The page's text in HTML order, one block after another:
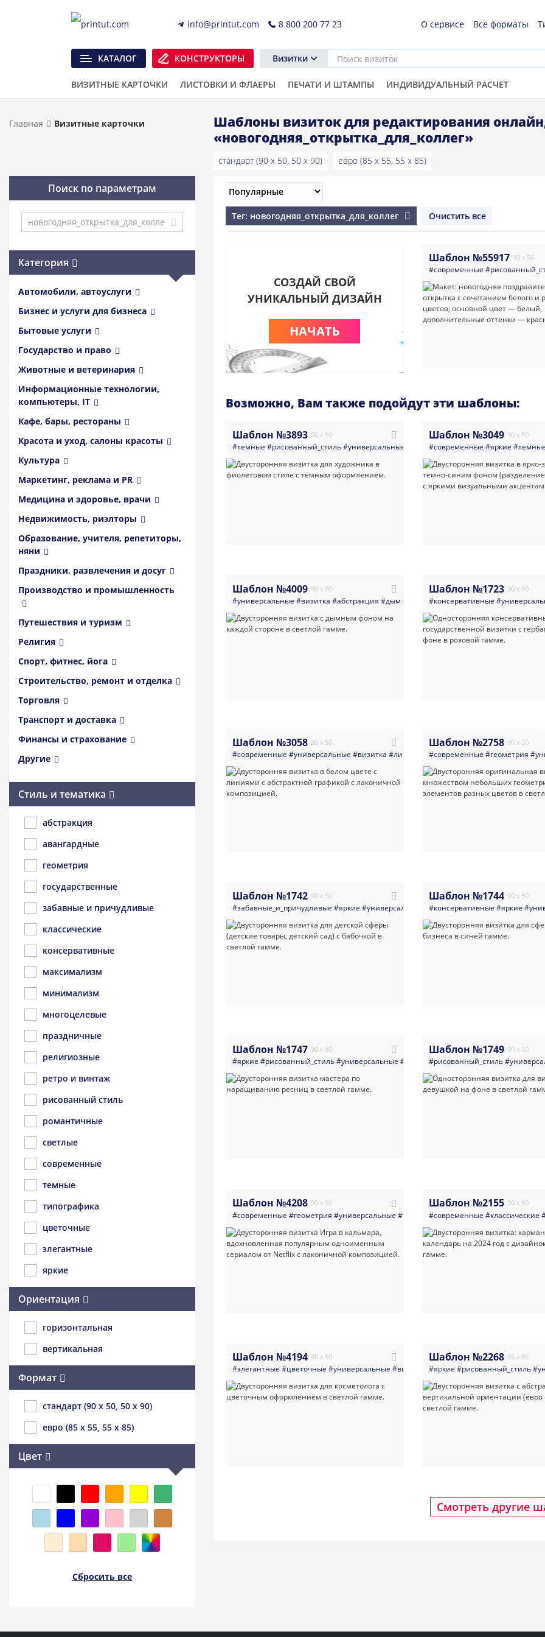
info@printut.com 8 800 200 77 23 О сервисе Все форматы
КАТАЛОГ КОНСТРУКТОРЫ Визитки
ВИЗИТНЫЕ КАРТОЧКИ ЛИСТОВКИ И ФЛАЕРЫ ПЕЧАТИ И ШТАМПЫ ИНДИВИДУАЛЬНЫЙ РАСЧЕТ
Главная Визитные карточки
Шаблоны визиток для редактирования
«новогодняя_открытка_для_коллег»
стандарт (90 x 50, 50 x 90) евро (85 x 55, 55 x 85)
Поиск по параметрам
Категория
Автомобили, автоуслуги
Бизнес и услуги для бизнеса
Бытовые услуги
Государство и право
Животные и ветеринария
Информационные технологии,
компьютеры, IT
Кафе, бары, рестораны
Красота и уход, салоны красоты
Культура
Маркетинг, реклама и PR
Медицина и здоровье, врачи
Недвижимость, риэлторы
Образование, учителя, репетиторы,
няни
Праздники, развлечения и досуг
Производство и промышленность
Путешествия и туризм
Религия
Спорт, фитнес, йога
Строительство, ремонт и отделка
Торговля
Транспорт и доставка
Финансы и страхование
Другие
Стиль и тематика
абстракция
авангардные
геометрия
государственные
забавные и причудливые
классические
консервативные
максимализм
минимализм
многоцелевые
праздничные
религиозные
ретро и винтаж
рисованный стиль
романтичные
светлые
современные
темные
типографика
цветочные
элегантные
яркие
Ориентация
горизонтальная
вертикальная
Формат
стандарт (90 x 50, 50 x 90)
евро (85 x 55, 55 x 85)
Цвет
Сбросить все
Тег: новогодняя_открытка_для_коллег Очистить все
СОЗДАЙ СВОЙ
УНИКАЛЬНЫЙ ДИЗАЙН
НАЧАТЬ
Шаблон №55917 90 x 50
#современные
Возможно, Вам также подойдут эти шаблоны:
Шаблон №3893 90 x 50
#темные #рисованный_стиль#универсальные #визитка#искусство #абстракция
Шаблон №3049 90 x 50
#современные #яркие #темные
Шаблон №4009 90 x 50
#универсальные #визитка #абстракция #дым #многоцелевые#светлые
Шаблон №1723 90 x 50
#консервативные
Шаблон №3058 90 x 50
#современные #универсальные #визитка #линии #абстракция#многоцелевые
Шаблон №2758 90 x 50
#современные #геометрия
Шаблон №1742 90 x 50
#забавные_и_причудливые #яркие #универсальные #визитка#детский_сад
Шаблон №1744 90 x 50
#консервативные #яркие
Шаблон №1747 90 x 50
#яркие #рисованный_стиль#универсальные #визитка #визажисты
Шаблон №1749 90 x 50
#рисованный_стиль
Шаблон №4208 90 x 50
#современные #геометрия #универсальные #визитка#организация_мероприятий
Шаблон №2155 90 x 50
#современные #классические
Шаблон №4194 90 x 50
#элегантные #цветочные #универсальные #визитка #дизайн #хенд_мейд
Шаблон №2268 55 x 85
#яркие #рисованный_стиль
Смотреть другие